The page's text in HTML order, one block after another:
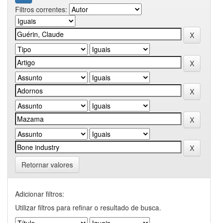
Filtros correntes:
Retornar valores
Adicionar filtros:
Utilizar filtros para refinar o resultado de busca.